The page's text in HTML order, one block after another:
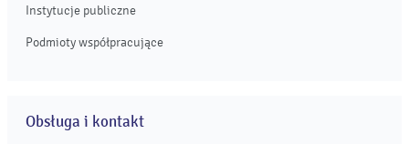
Instytucje publiczne
Podmioty współpracujące
Obsługa i kontakt